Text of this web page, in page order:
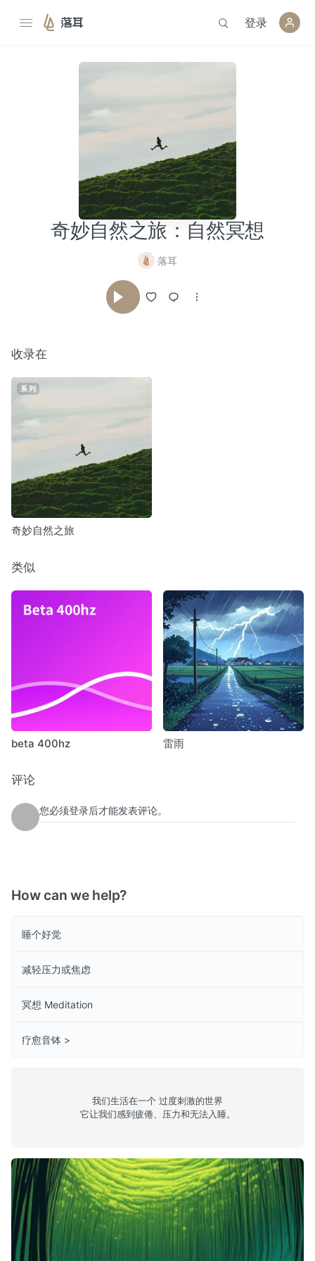
落耳 登录
奇妙自然之旅：自然冥想
落耳
收录在
系列
奇妙自然之旅
类似
beta 400hz 雷雨
评论
您必须登录后才能发表评论。
How can we help?
睡个好觉
减轻压力或焦虑
冥想 Meditation
疗愈音钵 >
我们生活在一个 过度刺激的世界
它让我们感到疲倦、压力和无法入睡。